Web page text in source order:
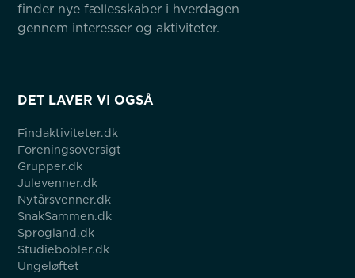
finder nye fællesskaber i hverdagen
gennem interesser og aktiviteter.
DET LAVER VI OGSÅ
Findaktiviteter.dk
Foreningsoversigt
Grupper.dk
Julevenner.dk
Nytårsvenner.dk
SnakSammen.dk
Sprogland.dk
Studiebobler.dk
Ungeløftet